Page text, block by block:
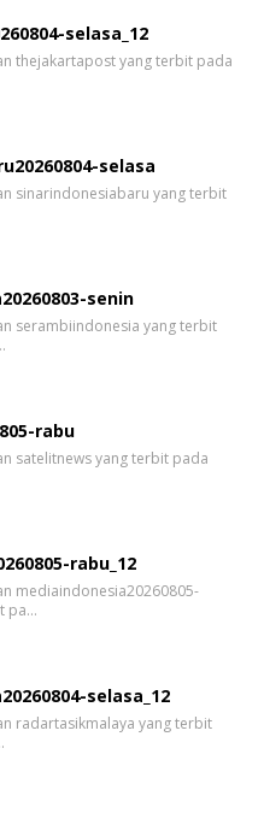
selasa_12
thejakartapost yang terbit pada
selasa
sinarindonesiabaru yang terbit
senin
serambiindonesia yang terbit
rabu
satelitnews yang terbit pada
rabu_12
mediaindonesia20260805-
pa…
selasa_12
radartasikmalaya yang terbit